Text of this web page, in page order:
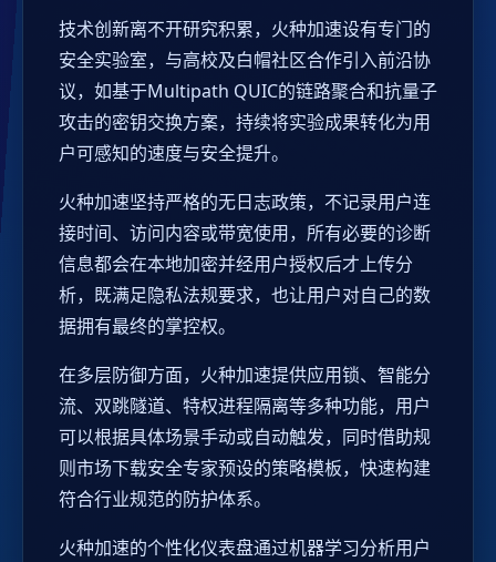
技术创新离不开研究积累，火种加速设有专门的
安全实验室，与高校及白帽社区合作引入前沿协
议，如基于Multipath QUIC的链路聚合和抗量子
攻击的密钥交换方案，持续将实验成果转化为用
户可感知的速度与安全提升。
火种加速坚持严格的无日志政策，不记录用户连
接时间、访问内容或带宽使用，所有必要的诊断
信息都会在本地加密并经用户授权后才上传分
析，既满足隐私法规要求，也让用户对自己的数
据拥有最终的掌控权。
在多层防御方面，火种加速提供应用锁、智能分
流、双跳隧道、特权进程隔离等多种功能，用户
可以根据具体场景手动或自动触发，同时借助规
则市场下载安全专家预设的策略模板，快速构建
符合行业规范的防护体系。
火种加速的个性化仪表盘通过机器学习分析用户